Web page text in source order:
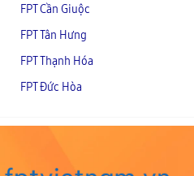
FPT Cần Giuộc
FPT Tân Hưng
FPT Thạnh Hóa
FPT Đức Hòa